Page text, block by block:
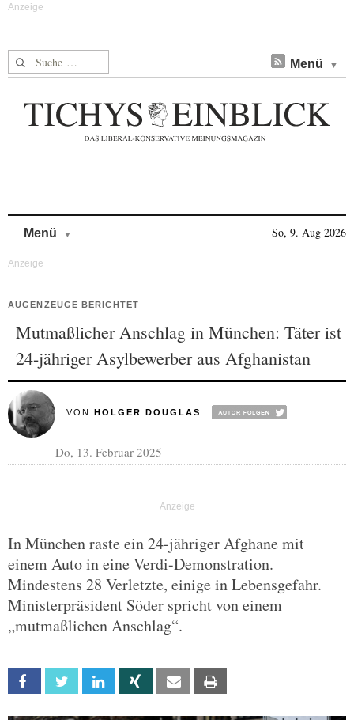
Suche nach: Menü
Menü So, 9. Aug 2026
AUGENZEUGE BERICHTET
Mutmaßlicher Anschlag in München: Täter ist
24-jähriger Asylbewerber aus Afghanistan
VON HOLGER DOUGLAS
Do, 13. Februar 2025
In München raste ein 24-jähriger Afghane mit
einem Auto in eine Verdi-Demonstration.
Mindestens 28 Verletzte, einige in Lebensgefahr.
Ministerpräsident Söder spricht von einem
„mutmaßlichen Anschlag“.
Facebook Twitter Linkedin Xing Email